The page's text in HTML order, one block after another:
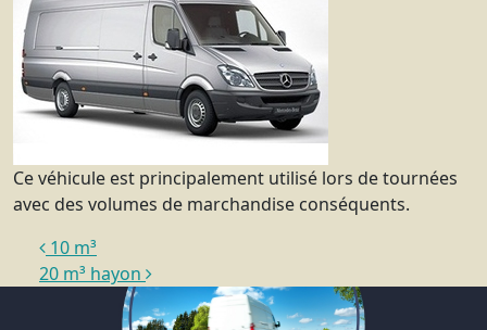
Ce véhicule est principalement utilisé lors de tournées
avec des volumes de marchandise conséquents.
Navigation
10 m³
20 m³ hayon